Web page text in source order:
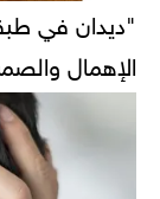
"ديدان في
الإهمال